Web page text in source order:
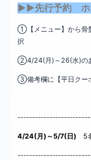
▶▶先行予約 ホ
①【メニュー】から骨
択
②4/24(月)～26(水)の
③備考欄に【平日クー
4/24(月)～5/7(日) 5